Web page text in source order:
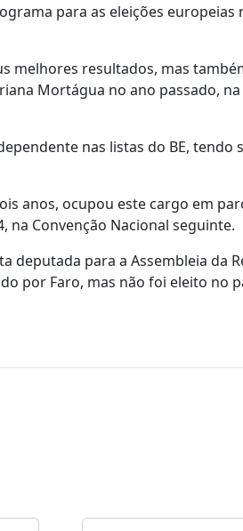
para as eleições europeias
melhores resultados, mas
Mortágua no ano passado, na
nas listas do BE, tendo
anos, ocupou este cargo em
na Convenção Nacional seguinte.
deputada para a Assembleia da
por Faro, mas não foi eleito no